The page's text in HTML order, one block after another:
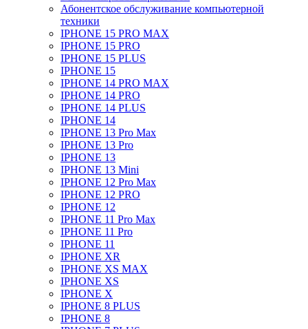
Абонентское обслуживание компьютерной
техники
IPHONE 15 PRO MAX
IPHONE 15 PRO
IPHONE 15 PLUS
IPHONE 15
IPHONE 14 PRO MAX
IPHONE 14 PRO
IPHONE 14 PLUS
IPHONE 14
IPHONE 13 Pro Max
IPHONE 13 Pro
IPHONE 13
IPHONE 13 Mini
IPHONE 12 Pro Max
IPHONE 12 PRO
IPHONE 12
IPHONE 11 Pro Max
IPHONE 11 Pro
IPHONE 11
IPHONE XR
IPHONE XS MAX
IPHONE XS
IPHONE X
IPHONE 8 PLUS
IPHONE 8